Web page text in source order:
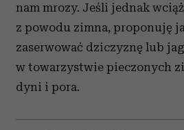
otrzymanymi od Ciebie lub
korzystania z ich usług.
nam mrozy. Jeśli jednak
z powodu zimna, proponuję
zaserwować dziczyznę lub
w towarzystwie pieczonych
dyni i pora.